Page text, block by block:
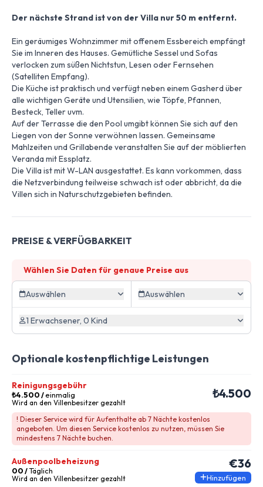
Der nächste Strand ist von der Villa nur 50 m entfernt.
Ein geräumiges Wohnzimmer mit offenem Essbereich empfängt
Sie im Inneren des Hauses. Gemütliche Sessel und Sofas
verlocken zum süßen Nichtstun, Lesen oder Fernsehen
(Satelliten Empfang).
Die Küche ist praktisch und verfügt neben einem Gasherd über
alle wichtigen Geräte und Utensilien, wie Töpfe, Pfannen,
Besteck, Teller uvm.
Auf der Terrasse die den Pool umgibt können Sie sich auf den
Liegen von der Sonne verwöhnen lassen. Gemeinsame
Mahlzeiten und Grillabende veranstalten Sie auf der möblierten
Veranda mit Essplatz.
Die Villa ist mit W-LAN ausgestattet. Es kann vorkommen, dass
die Netzverbindung teilweise schwach ist oder abbricht, da die
Villen sich in Naturschutzgebieten befinden.
PREISE & VERFÜGBARKEIT
Wählen Sie Daten für genaue Preise aus
Auswählen Auswählen
1 Erwachsener, 0 Kind
Optionale kostenpflichtige Leistungen
Reinigungsgebühr
₺4.500/einmalig
Wird an den Villenbesitzer gezahlt
₺4.500
! Dieser Service wird für Aufenthalte ab 7 Nächte kostenlos
angeboten. Um diesen Service kostenlos zu nutzen, müssen Sie
mindestens 7 Nächte buchen.
Außenpoolbeheizung
00 /Täglich
Wird an den Villenbesitzer gezahlt Hinzufügen
€36